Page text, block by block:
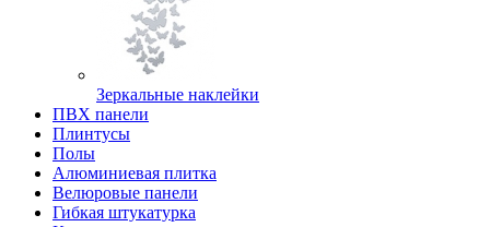
Зеркальные наклейки
ПВХ панели
Плинтусы
Полы
Алюминиевая плитка
Велюровые панели
Гибкая штукатурка